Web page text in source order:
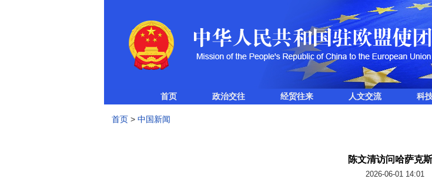
首页 政治交往 经贸往来 人文交流 科
首页 > 中国新闻
陈文清访问哈萨克
2026-06-01 14:01